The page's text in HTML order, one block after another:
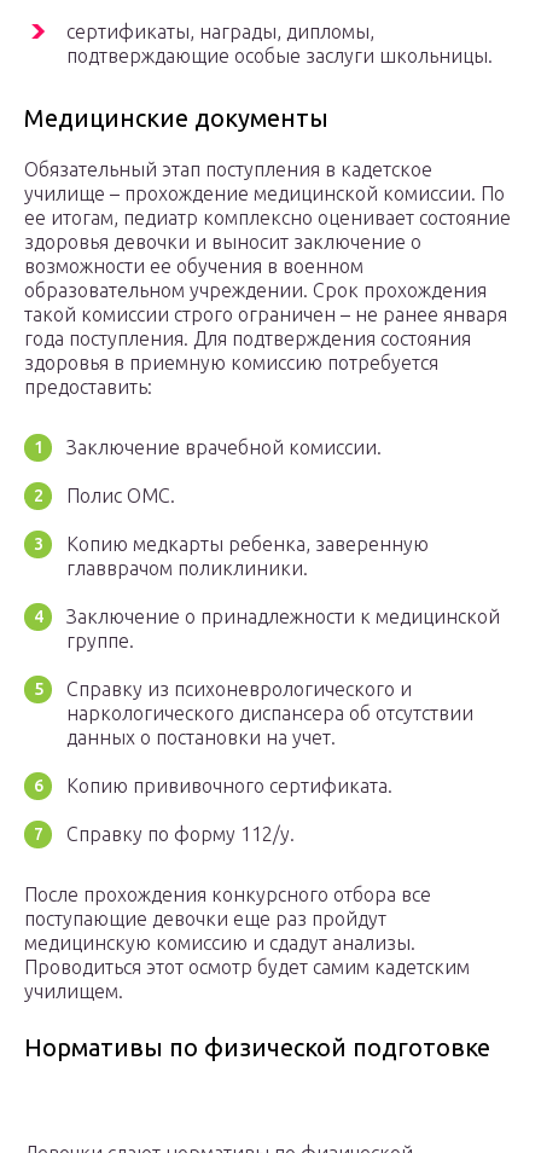
сертификаты, награды, дипломы,
подтверждающие особые заслуги школьницы.
Медицинские документы
Обязательный этап поступления в кадетское
училище – прохождение медицинской комиссии. По
ее итогам, педиатр комплексно оценивает состояние
здоровья девочки и выносит заключение о
возможности ее обучения в военном
образовательном учреждении. Срок прохождения
такой комиссии строго ограничен – не ранее января
года поступления. Для подтверждения состояния
здоровья в приемную комиссию потребуется
предоставить:
Заключение врачебной комиссии.
Полис ОМС.
Копию медкарты ребенка, заверенную
главврачом поликлиники.
Заключение о принадлежности к медицинской
группе.
Справку из психоневрологического и
наркологического диспансера об отсутствии
данных о постановки на учет.
Копию прививочного сертификата.
Справку по форму 112/у.
После прохождения конкурсного отбора все
поступающие девочки еще раз пройдут
медицинскую комиссию и сдадут анализы.
Проводиться этот осмотр будет самим кадетским
училищем.
Нормативы по физической подготовке